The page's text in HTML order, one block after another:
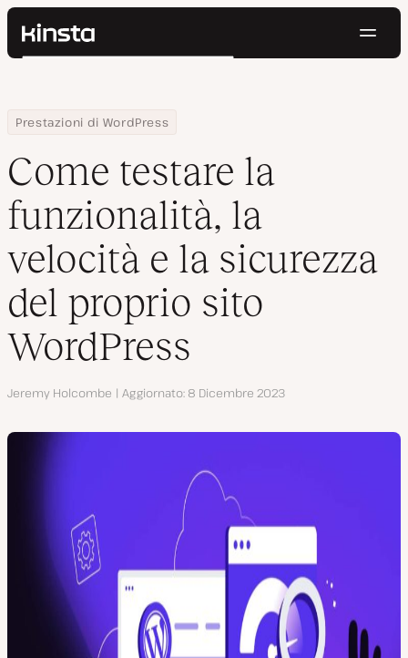
Kinsta®
Prezzi
Contatti
Cerca
Home
Centro Risorse
Blog
Prestazioni di WordPress
Come testare la funzionalità, la velocità e la sicurezza del
Come testare la
funzionalità, la
velocità e la sicurezza
del proprio sito
WordPress
Autore
Jeremy Holcombe Aggiornato 8 Dicembre 2023